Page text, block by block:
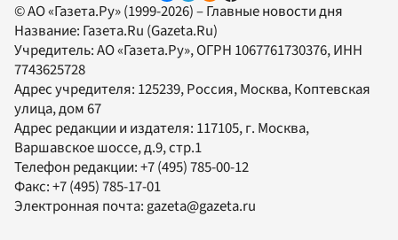
© АО «Газета.Ру» (1999-2026) – Главные новости дня
Название: Газета.Ru (Gazeta.Ru)
Учредитель:АО «Газета.Ру», ОГРН 1067761730376, ИНН
7743625728
Адрес учредителя: 125239, Россия, Москва, Коптевская
улица, дом 67
Адрес редакции и издателя: 117105, г. Москва,
Варшавское шоссе, д.9, стр.1
Телефон редакции:+7 (495) 785-00-12
Факс:+7 (495) 785-17-01
Электронная почта:gazeta@gazeta.ru